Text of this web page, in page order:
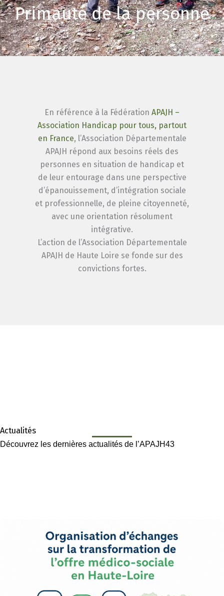
Primauté de la personne
En référence à la Fédération APAJH –
Association Handicap pour tous, partout
en France, l’Association Départementale
APAJH répond aux besoins réels des
personnes en situation de handicap et
de leur entourage dans une perspective
d’épanouissement, d’intégration sociale
et professionnelle, de pleine citoyenneté,
avec une orientation résolument
intégrative.
L’action de l’Association Départementale
APAJH de Haute Loire se fonde sur des
convictions fortes.
Actualités
Découvrez les dernières actualités de l’APAJH43